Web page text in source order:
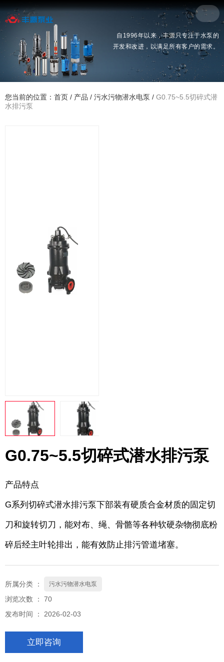
自1996年以来，丰源只专注于水泵的
开发和改进，以满足所有客户的需求。
您当前的位置：首页 / 产品 / 污水污物潜水电泵 / G0.75~5.5切碎式潜
水排污泵
G0.75~5.5切碎式潜水排污泵
产品特点
G系列切碎式潜水排污泵下部装有硬质合金材质的固定切
刀和旋转切刀，能对布、绳、骨骼等各种软硬杂物彻底粉
碎后经主叶轮排出，能有效防止排污管道堵塞。
所属分类 ： 污水污物潜水电泵
浏览次数 ： 70
发布时间 ： 2026-02-03
立即咨询